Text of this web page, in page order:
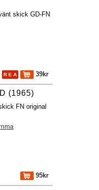
skick GD-FN
R E A 39kr
(1965)
FN original
95kr